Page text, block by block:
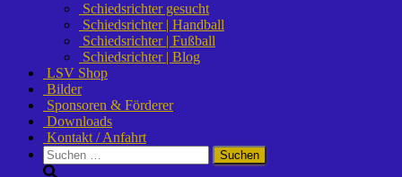
Schiedsrichter gesucht
Schiedsrichter | Handball
Schiedsrichter | Fußball
Schiedsrichter | Blog
LSV Shop
Bilder
Sponsoren & Förderer
Downloads
Kontakt / Anfahrt
Suchen
nach: